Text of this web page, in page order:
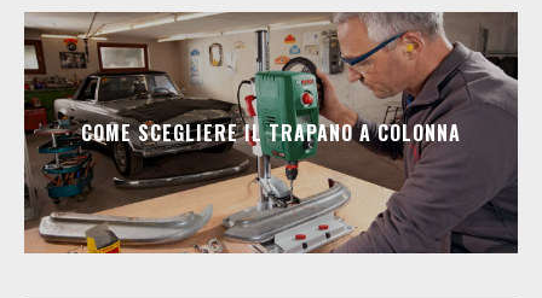
COME SCEGLIERE IL TRAPANO A COLONNA